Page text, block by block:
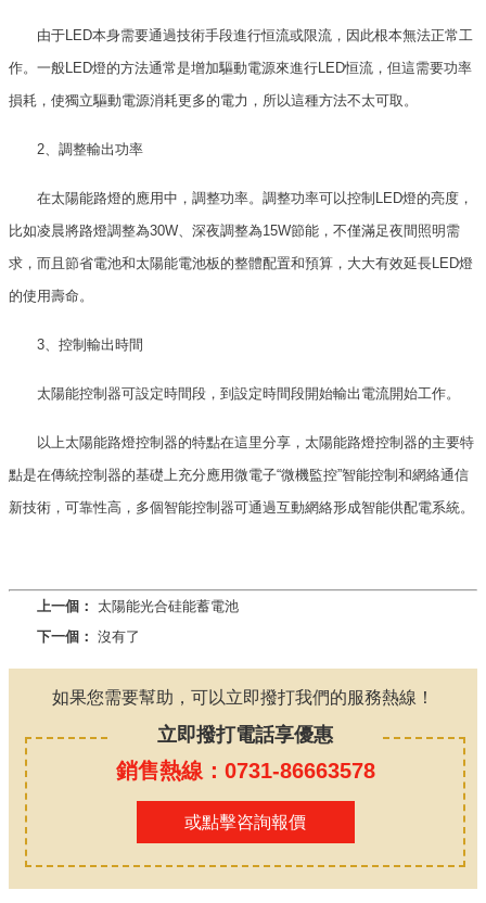
由于LED本身需要通過技術手段進行恒流或限流，因此根本無法正常工
作。一般LED燈的方法通常是增加驅動電源來進行LED恒流，但這需要功率
損耗，使獨立驅動電源消耗更多的電力，所以這種方法不太可取。
2、調整輸出功率
在太陽能路燈的應用中，調整功率。調整功率可以控制LED燈的亮度，
比如凌晨將路燈調整為30W、深夜調整為15W節能，不僅滿足夜間照明需
求，而且節省電池和太陽能電池板的整體配置和預算，大大有效延長LED燈
的使用壽命。
3、控制輸出時間
太陽能控制器可設定時間段，到設定時間段開始輸出電流開始工作。
以上太陽能路燈控制器的特點在這里分享，太陽能路燈控制器的主要特
點是在傳統控制器的基礎上充分應用微電子“微機監控”智能控制和網絡通信
新技術，可靠性高，多個智能控制器可通過互動網絡形成智能供配電系統。
上一個： 太陽能光合硅能蓄電池
下一個： 沒有了
如果您需要幫助，可以立即撥打我們的服務熱線！
立即撥打電話享優惠
銷售熱線：0731-86663578
或點擊咨詢報價